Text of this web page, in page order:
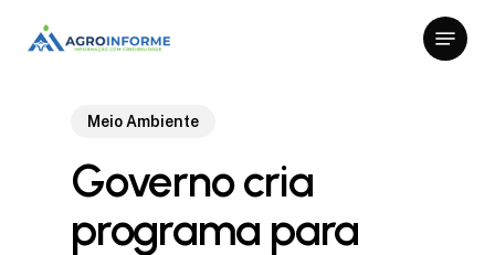
Menu
Meio Ambiente
Governo cria
programa para